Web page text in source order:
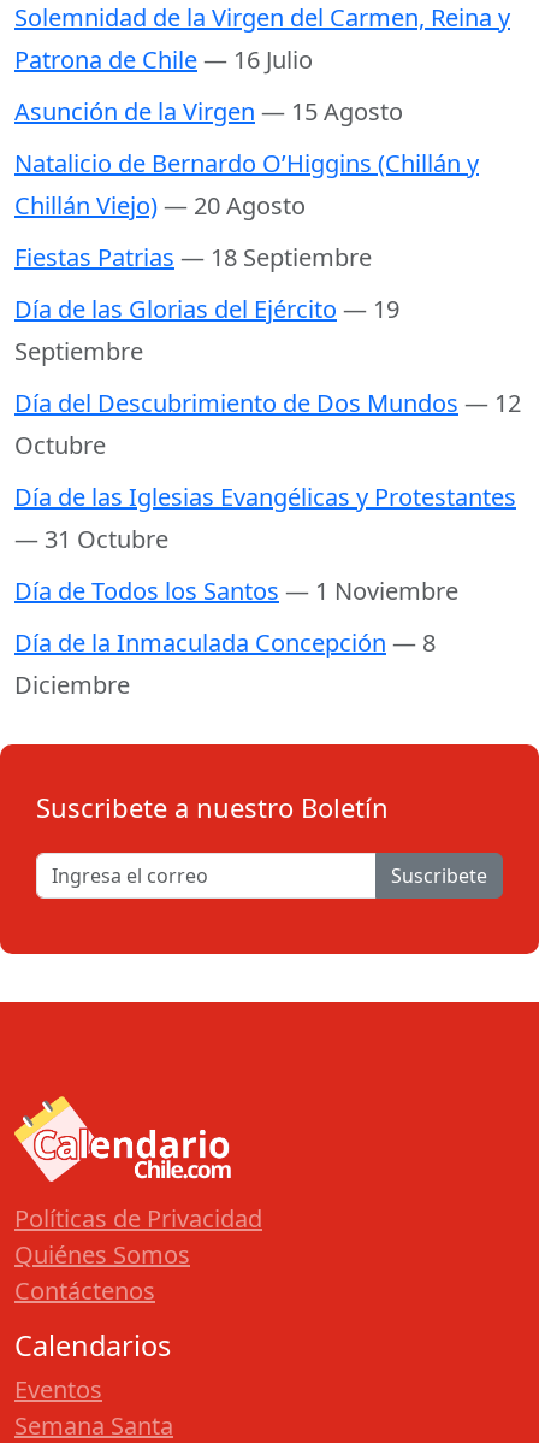
Solemnidad de la Virgen del Carmen, Reina y
Patrona de Chile— 16 Julio
Asunción de la Virgen — 15 Agosto
Natalicio de Bernardo O’Higgins (Chillán y
Chillán Viejo)— 20 Agosto
Fiestas Patrias — 18 Septiembre
Día de las Glorias del Ejército — 19
Septiembre
Día del Descubrimiento de Dos Mundos — 12
Octubre
Día de las Iglesias Evangélicas y Protestantes
— 31 Octubre
Día de Todos los Santos — 1 Noviembre
Día de la Inmaculada Concepción — 8
Diciembre
Suscribete a nuestro Boletín
Suscribete
Políticas de Privacidad
Quiénes Somos
Contáctenos
Calendarios
Eventos
Semana Santa